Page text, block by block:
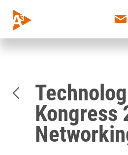
Kongress